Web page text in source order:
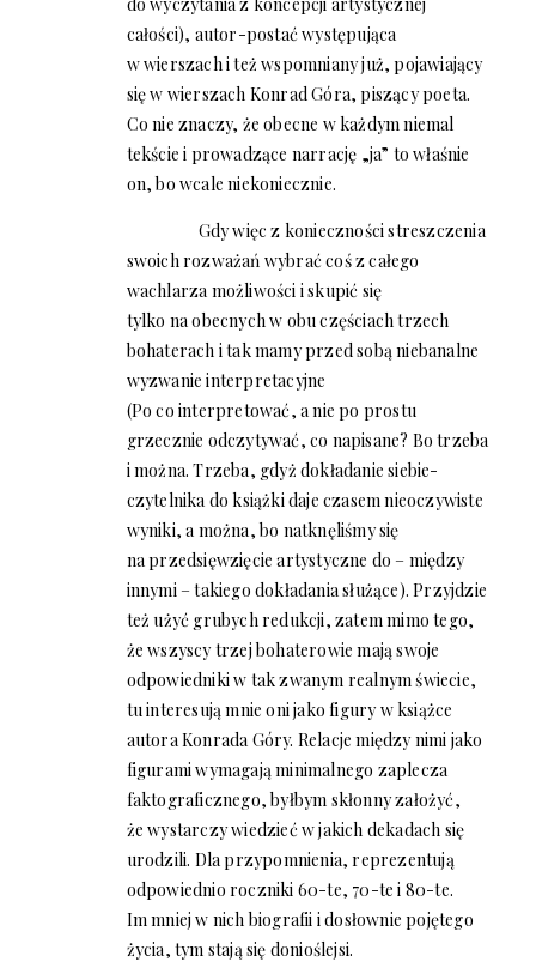
całości), autor-postać występująca
w wierszach i też wspomniany już, pojawiający
się w wierszach Konrad Góra, piszący poeta.
Co nie znaczy, że obecne w każdym niemal
tekście i prowadzące narrację „ja” to właśnie
on, bo wcale niekoniecznie.
Gdy więc z konieczności streszczenia
swoich rozważań wybrać coś z całego
wachlarza możliwości i skupić się
tylko na obecnych w obu częściach trzech
bohaterach i tak mamy przed sobą niebanalne
wyzwanie interpretacyjne
(Po co interpretować, a nie po prostu
grzecznie odczytywać, co napisane? Bo trzeba
i można. Trzeba, gdyż dokładanie siebie-
czytelnika do książki daje czasem nieoczywiste
wyniki, a można, bo natknęliśmy się
na przedsięwzięcie artystyczne do – między
innymi – takiego dokładania służące). Przyjdzie
też użyć grubych redukcji, zatem mimo tego,
że wszyscy trzej bohaterowie mają swoje
odpowiedniki w tak zwanym realnym świecie,
tu interesują mnie oni jako figury w książce
autora Konrada Góry. Relacje między nimi jako
figurami wymagają minimalnego zaplecza
faktograficznego, byłbym skłonny założyć,
że wystarczy wiedzieć w jakich dekadach się
urodzili. Dla przypomnienia, reprezentują
odpowiednio roczniki 60-te, 70-te i 80-te.
Im mniej w nich biografii i dosłownie pojętego
życia, tym stają się donioślejsi.